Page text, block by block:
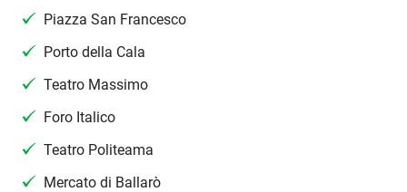
Piazza San Francesco
Porto della Cala
Teatro Massimo
Foro Italico
Teatro Politeama
Mercato di Ballarò